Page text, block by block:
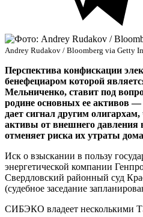
Andrey Rudakov / Bloomberg via Getty
Перспектива конфискации
бенефециаром которой
Мельниченко, ставит под
родине основных ее
дает сигнал другим
активы от внешнего давления
отменяет риска их утраты
Иск о взыскании в пользу
энергетической компании
Свердловский районный суд
(судебное заседание
СИБЭКО владеет несколькими